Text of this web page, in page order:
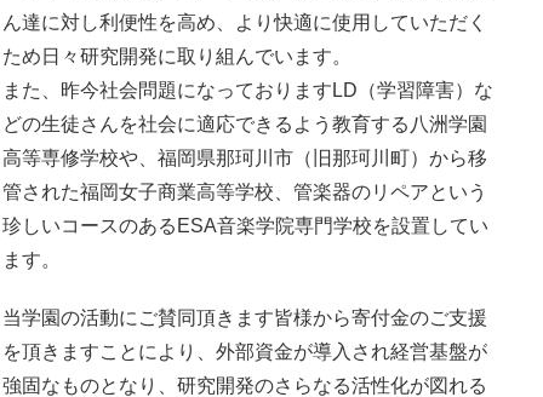
ん達に対し利便性を高め、より快適に使用していただく
ため日々研究開発に取り組んでいます。
また、昨今社会問題になっておりますLD（学習障害）な
どの生徒さんを社会に適応できるよう教育する八洲学園
高等専修学校や、福岡県那珂川市（旧那珂川町）から移
管された福岡女子商業高等学校、管楽器のリペアという
珍しいコースのあるESA音楽学院専門学校を設置してい
ます。
当学園の活動にご賛同頂きます皆様から寄付金のご支援
を頂きますことにより、外部資金が導入され経営基盤が
強固なものとなり、研究開発のさらなる活性化が図れる